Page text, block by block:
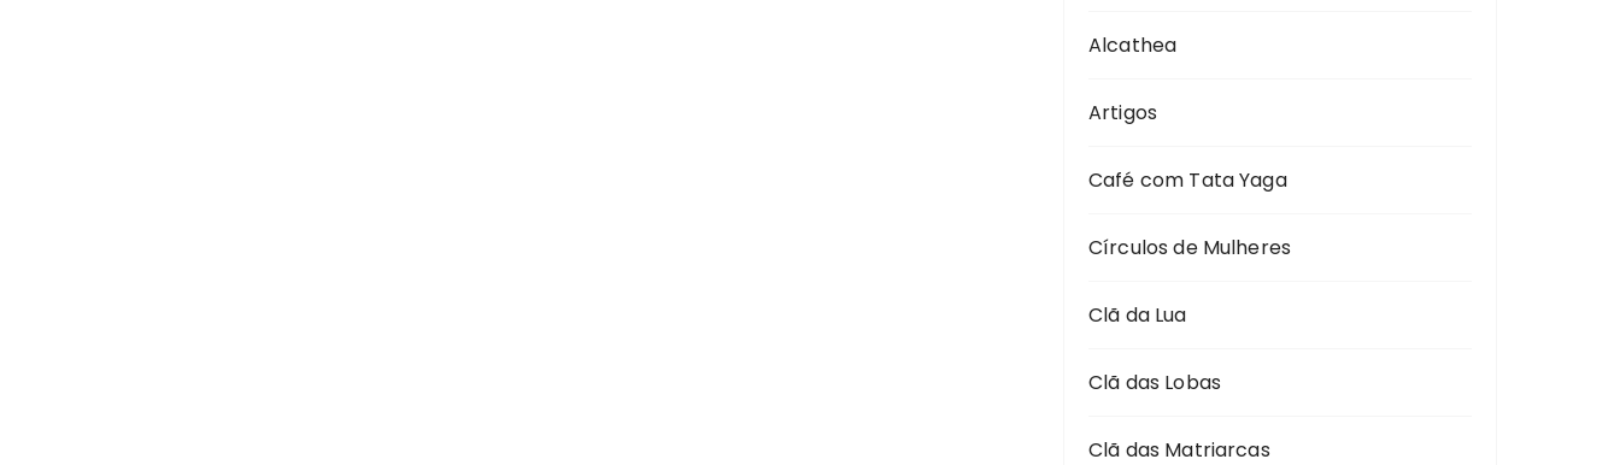
Alcathea
Artigos
Café com Tata Yaga
Círculos de Mulheres
Clã da Lua
Clã das Lobas
Clã das Matriarcas